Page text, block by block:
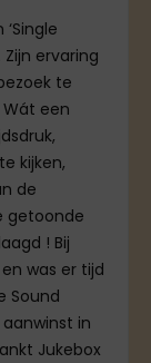
ervaring
te
een
kijken,
de
getoonde
! Bij
was er tijd
Sound
aanwinst in
Jukebox